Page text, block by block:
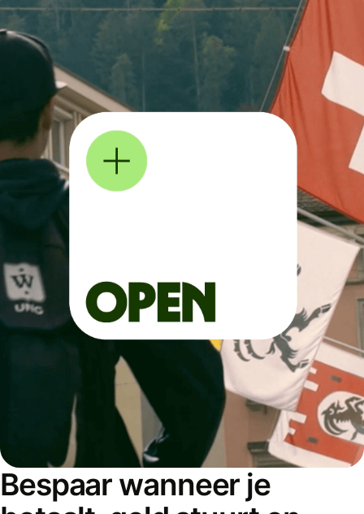
Bespaar wanneer je